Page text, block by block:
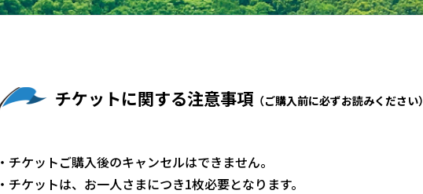
チケットに関する注意事項 （ご購入前に必ずお読みください）
・チケットご購入後のキャンセルはできません。
・チケットは、お一人さまにつき1枚必要となります。